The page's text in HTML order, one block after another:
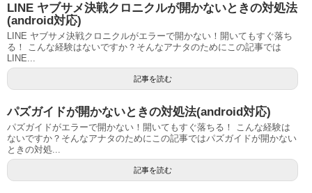
LINE ヤブサメ決戦クロニクルが開かないときの対処法
(android対応)
LINE ヤブサメ決戦クロニクルがエラーで開かない！開いてもすぐ落ち
る！ こんな経験はないですか？そんなアナタのためにこの記事では
LINE...
記事を読む
パズガイドが開かないときの対処法(android対応)
パズガイドがエラーで開かない！開いてもすぐ落ちる！ こんな経験は
ないですか？そんなアナタのためにこの記事ではパズガイドが開かない
ときの対処...
記事を読む